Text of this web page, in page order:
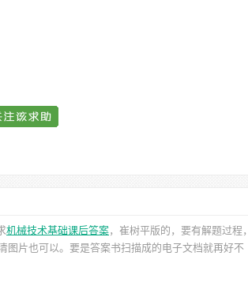
机械技术基础课后答案，崔树平版的，要有解题过程，
图片也可以。要是答案书扫描成的电子文档就再好不